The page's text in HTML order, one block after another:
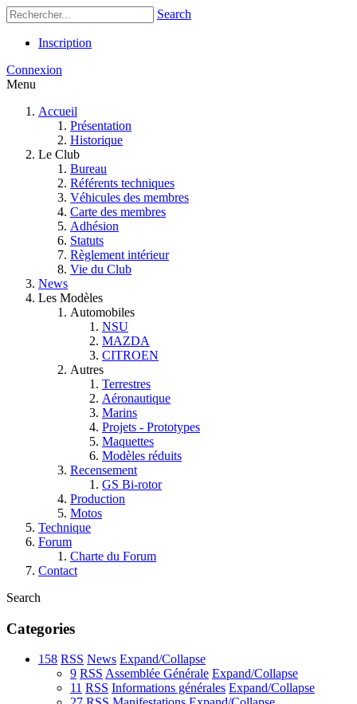
Search
Inscription
Connexion
Menu
Accueil
Présentation
Historique
Le Club
Bureau
Référents techniques
Véhicules des membres
Carte des membres
Adhésion
Statuts
Règlement intérieur
Vie du Club
News
Les Modèles
Automobiles
NSU
MAZDA
CITROEN
Autres
Terrestres
Aéronautique
Marins
Projets - Prototypes
Maquettes
Modèles réduits
Recensement
GS Bi-rotor
Production
Motos
Technique
Forum
Charte du Forum
Contact
Search
Categories
158 RSS News Expand/Collapse
9 RSS Assemblée Générale Expand/Collapse
11 RSS Informations générales Expand/Collapse